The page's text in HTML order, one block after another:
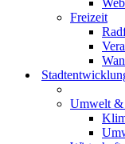
Freizeit
Umwelt &